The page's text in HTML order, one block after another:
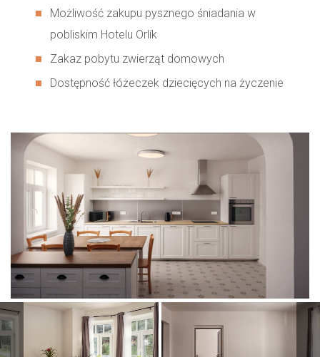
Możliwość zakupu pysznego śniadania w
pobliskim Hotelu Orlík
Zakaz pobytu zwierząt domowych
Dostępność łóżeczek dziecięcych na życzenie